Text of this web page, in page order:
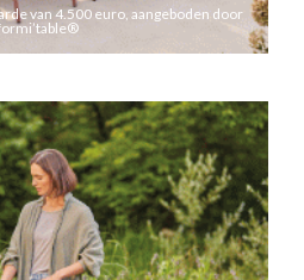
van 4.500 euro, aangeboden door